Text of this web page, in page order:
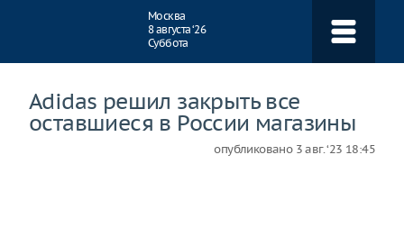
Москва
8 августа ‘26
Суббота
Adidas решил закрыть все
оставшиеся в России магазины
опубликовано 3 авг. ‘23 18:45